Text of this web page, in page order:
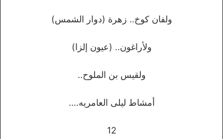
ولفان كوخ.. زهرة (دوار الشمس)
ولأراغون.. (عيون إلزا)
ولقيس بن الملوح..
أمشاط ليلى العامريه….
12